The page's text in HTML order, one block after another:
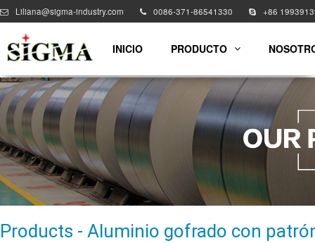
Liliana@sigma-industry.com 0086-371-86541330 +86
INICIO PRODUCTO
Products - Aluminio gofrado con